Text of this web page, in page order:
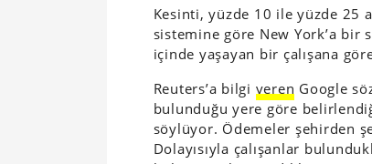
Kesinti, yüzde 10 ile yüzde 25
sistemine göre New York’a bir
içinde yaşayan bir çalışana
Reuters’a bilgi veren Google
bulunduğu yere göre
söylüyor. Ödemeler şehirden
Dolayısıyla çalışanlar